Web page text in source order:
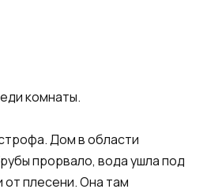
комнаты.
Дом в области
прорвало, вода ушла под
плесени. Она там